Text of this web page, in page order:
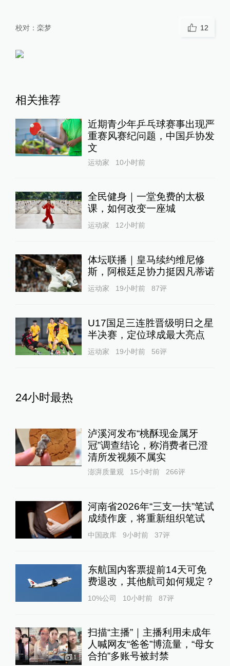
校对： 栾梦 12
相关推荐
近期青少年乒乓球赛事出现严
重赛风赛纪问题，中国乒协发
文
运动家 10小时前
全民健身｜一堂免费的太极
课，如何改变一座城
运动家 12小时前
体坛联播｜皇马续约维尼修
斯，阿根廷足协力挺因凡蒂诺
运动家 19小时前 87评
U17国足三连胜晋级明日之星
半决赛，定位球成最大亮点
运动家 19小时前 56评
24小时最热
泸溪河发布“桃酥现金属牙
冠”调查结论，称消费者已澄
清所发视频不属实
澎湃质量观 15小时前 266评
河南省2026年“三支一扶”笔试
成绩作废，将重新组织笔试
中国政库 9小时前 37评
东航国内客票提前14天可免
费退改，其他航司如何规定？
10%公司 10小时前 87评
1
扫描“主播”｜主播利用未成年
人喊网友“爸爸”博流量，“母女
合拍”多账号被封禁